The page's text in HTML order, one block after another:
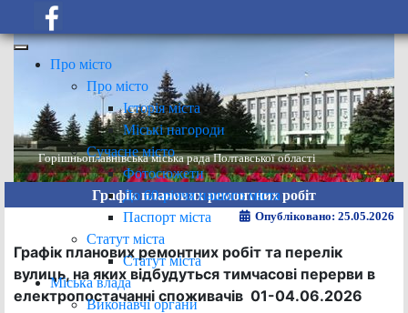
Про місто
Про місто
Історія міста
Міські нагороди
Сучасне місто
Фотосюжети
До 60-річчя нашого міста
Паспорт міста
Статут міста
Статут міста
Міська влада
Виконавчі органи
Горішньоплавнівська міська рада Полтавської області
Графік планових ремонтних робіт
Опубліковано: 25.05.2026
Графік планових ремонтних робіт та перелік
вулиць, на яких відбудуться тимчасові перерви в
електропостачанні споживачів 01-04.06.2026